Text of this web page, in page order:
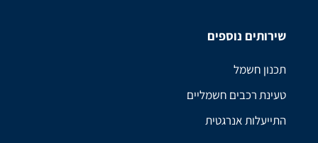
שירותים נוספים
תכנון חשמל
טעינת רכבים חשמליים
התייעלות אנרגטית